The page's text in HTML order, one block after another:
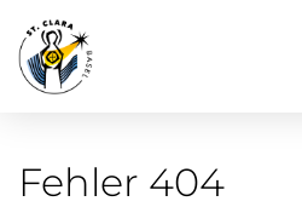
Fehler 404